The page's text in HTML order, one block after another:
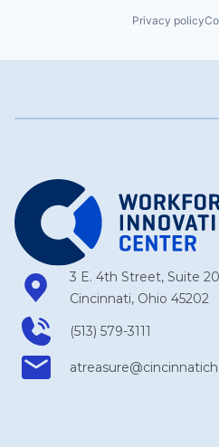
Privacy policy
3 E. 4th Street, Suite
Cincinnati, Ohio 45202
(513) 579-3111